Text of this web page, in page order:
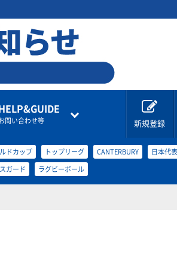
問い合わせ等 新規登録
ドカップ トップリーグ CANTERBURY 日本代表
ガード ラグビーボール